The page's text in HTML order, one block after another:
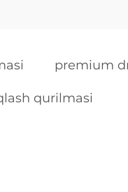
premium
qurilmasi